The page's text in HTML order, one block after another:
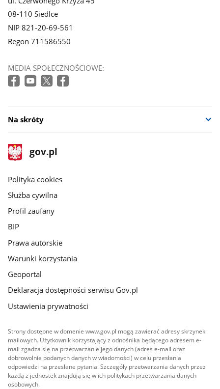
08-110 Siedlce
NIP 821-20-69-561
Regon 711586550
MEDIA SPOŁECZNOŚCIOWE:
Na skróty
stopka
gov.pl
Strona
gov.pl
gov.pl
Polityka cookies
Służba cywilna
Profil zaufany
BIP
Prawa autorskie
Warunki korzystania
Geoportal
Deklaracja dostępności serwisu Gov.pl
Ustawienia prywatności
Strony dostępne w domenie www.gov.pl mogą zawierać adresy skrzynek
mailowych. Użytkownik korzystający z odnośnika będącego adresem e-
mail zgadza się na przetwarzanie jego danych (adres e-mail oraz
dobrowolnie podanych danych w wiadomości) w celu przesłania
odpowiedzi na przesłane pytania. Szczegóły przetwarzania danych przez
każdą z jednostek znajdują się w ich politykach przetwarzania danych
osobowych.